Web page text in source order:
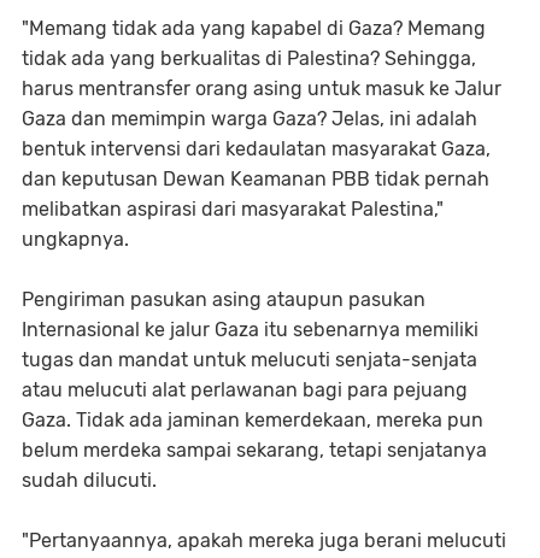
"Memang tidak ada yang kapabel di Gaza? Memang
tidak ada yang berkualitas di Palestina? Sehingga,
harus mentransfer orang asing untuk masuk ke Jalur
Gaza dan memimpin warga Gaza? Jelas, ini adalah
bentuk intervensi dari kedaulatan masyarakat Gaza,
dan keputusan Dewan Keamanan PBB tidak pernah
melibatkan aspirasi dari masyarakat Palestina,"
ungkapnya.
Pengiriman pasukan asing ataupun pasukan
Internasional ke jalur Gaza itu sebenarnya memiliki
tugas dan mandat untuk melucuti senjata-senjata
atau melucuti alat perlawanan bagi para pejuang
Gaza. Tidak ada jaminan kemerdekaan, mereka pun
belum merdeka sampai sekarang, tetapi senjatanya
sudah dilucuti.
"Pertanyaannya, apakah mereka juga berani melucuti